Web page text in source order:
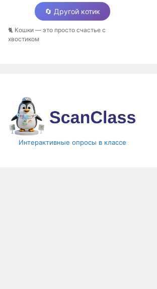
🔄 Другой котик
🐈 Кошки — это просто счастье с
хвостиком
Интерактивные опросы в классе